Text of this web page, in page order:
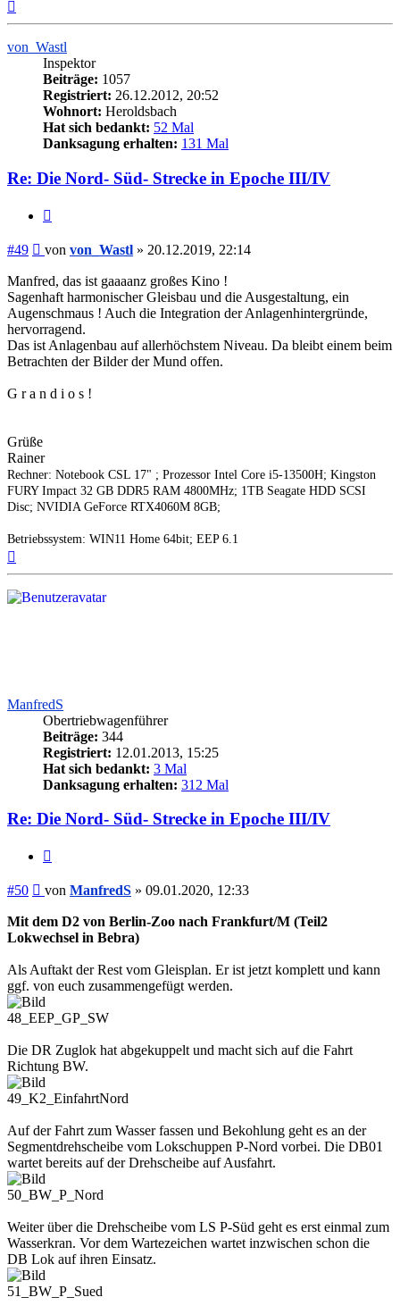
von_Wastl
Inspektor
Beiträge: 1057
Registriert: 26.12.2012, 20:52
Wohnort: Heroldsbach
Hat sich bedankt: 52 Mal
Danksagung erhalten: 131 Mal
Re: Die Nord- Süd- Strecke in Epoche III/IV
#49 Beitrag
von von_Wastl » 20.12.2019, 22:14
Manfred, das ist gaaaanz großes Kino !
Sagenhaft harmonischer Gleisbau und die Ausgestaltung, ein
Augenschmaus ! Auch die Integration der Anlagenhintergründe,
hervorragend.
Das ist Anlagenbau auf allerhöchstem Niveau. Da bleibt einem beim
Betrachten der Bilder der Mund offen.
G r a n d i o s !
Grüße
Rainer
Rechner: Notebook CSL 17" ; Prozessor Intel Core i5-13500H; Kingston
FURY Impact 32 GB DDR5 RAM 4800MHz; 1TB Seagate HDD SCSI
Disc; NVIDIA GeForce RTX4060M 8GB;
Betriebssystem: WIN11 Home 64bit; EEP 6.1
ManfredS
Obertriebwagenführer
Beiträge: 344
Registriert: 12.01.2013, 15:25
Hat sich bedankt: 3 Mal
Danksagung erhalten: 312 Mal
Re: Die Nord- Süd- Strecke in Epoche III/IV
#50 Beitrag
von ManfredS » 09.01.2020, 12:33
Mit dem D2 von Berlin-Zoo nach Frankfurt/M (Teil2
Lokwechsel in Bebra)
Als Auftakt der Rest vom Gleisplan. Er ist jetzt komplett und kann
ggf. von euch zusammengefügt werden.
48_EEP_GP_SW
Die DR Zuglok hat abgekuppelt und macht sich auf die Fahrt
Richtung BW.
49_K2_EinfahrtNord
Auf der Fahrt zum Wasser fassen und Bekohlung geht es an der
Segmentdrehscheibe vom Lokschuppen P-Nord vorbei. Die DB01
wartet bereits auf der Drehscheibe auf Ausfahrt.
50_BW_P_Nord
Weiter über die Drehscheibe vom LS P-Süd geht es erst einmal zum
Wasserkran. Vor dem Wartezeichen wartet inzwischen schon die
DB Lok auf ihren Einsatz.
51_BW_P_Sued